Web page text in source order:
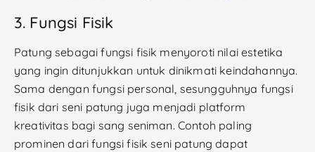
3. Fungsi Fisik
Patung sebagai fungsi fisik menyoroti nilai estetika
yang ingin ditunjukkan untuk dinikmati keindahannya.
Sama dengan fungsi personal, sesungguhnya fungsi
fisik dari seni patung juga menjadi platform
kreativitas bagi sang seniman. Contoh paling
prominen dari fungsi fisik seni patung dapat